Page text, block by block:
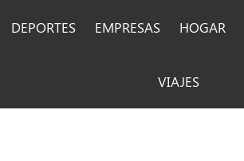
DEPORTES EMPRESAS HOGAR
VIAJES